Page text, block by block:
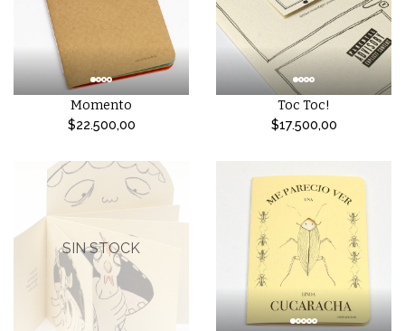
Momento
$22.500,00
Toc Toc!
$17.500,00
SIN STOCK